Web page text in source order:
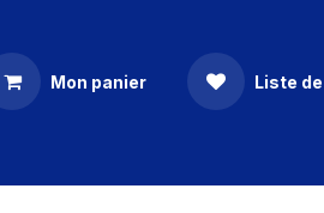
Mon panier Liste